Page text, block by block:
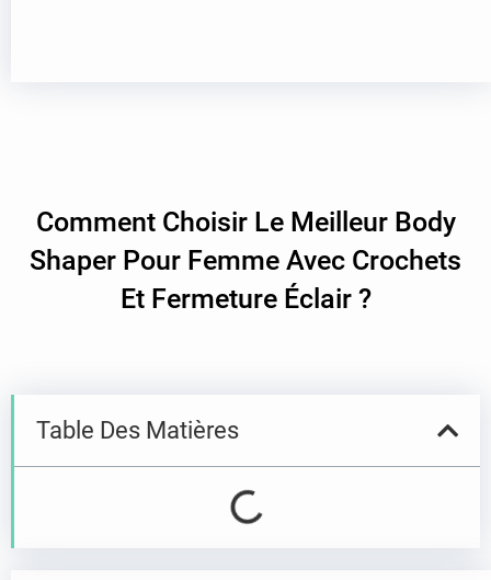
Comment Choisir Le Meilleur Body
Shaper Pour Femme Avec Crochets
Et Fermeture Éclair ?
Table Des Matières